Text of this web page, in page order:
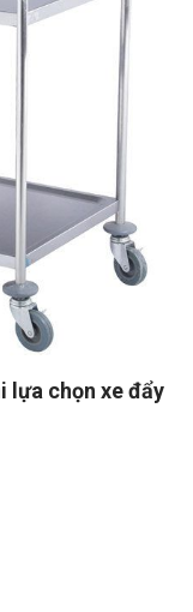
lựa chọn xe đẩy